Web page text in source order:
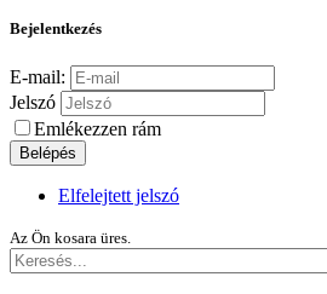
Bejelentkezés
E-mail:
Jelszó
Emlékezzen rám
Belépés
Elfelejtett jelszó
Az Ön kosara üres.